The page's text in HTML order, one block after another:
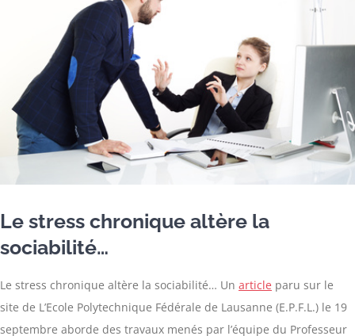
Le stress chronique altère la
sociabilité…
Le stress chronique altère la sociabilité… Un article paru sur le
site de L’Ecole Polytechnique Fédérale de Lausanne (E.P.F.L.) le 19
septembre aborde des travaux menés par l’équipe du Professeur